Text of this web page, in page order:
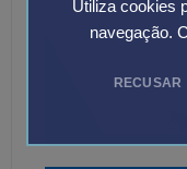
Utiliza cookies
navegação.
RECUSAR